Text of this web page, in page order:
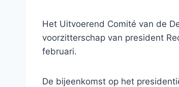
Het Uitvoerend Comité van de
voorzitterschap van president
februari.
De bijeenkomst op het